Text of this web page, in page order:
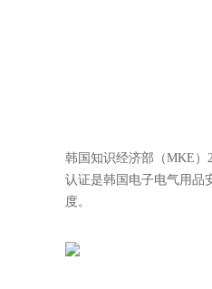
韩国知识经济部（MKE）
认证是韩国电子电气用品
度。